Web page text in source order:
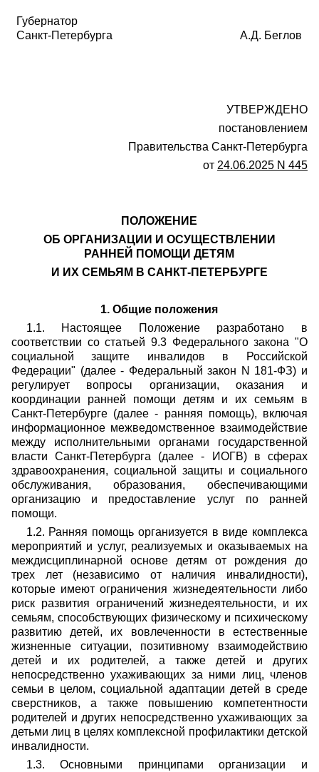
Губернатор
Санкт-Петербурга
А.Д. Беглов
УТВЕРЖДЕНО
постановлением
Правительства Санкт-Петербурга
от 24.06.2025 N 445
ПОЛОЖЕНИЕ
ОБ ОРГАНИЗАЦИИ И ОСУЩЕСТВЛЕНИИ
РАННЕЙ ПОМОЩИ ДЕТЯМ
И ИХ СЕМЬЯМ В САНКТ-ПЕТЕРБУРГЕ
1. Общие положения
1.1. Настоящее Положение разработано в
соответствии со статьей 9.3 Федерального закона "О
социальной защите инвалидов в Российской
Федерации" (далее - Федеральный закон N 181-ФЗ) и
регулирует вопросы организации, оказания и
координации ранней помощи детям и их семьям в
Санкт-Петербурге (далее - ранняя помощь), включая
информационное межведомственное взаимодействие
между исполнительными органами государственной
власти Санкт-Петербурга (далее - ИОГВ) в сферах
здравоохранения, социальной защиты и социального
обслуживания, образования, обеспечивающими
организацию и предоставление услуг по ранней
помощи.
1.2. Ранняя помощь организуется в виде комплекса
мероприятий и услуг, реализуемых и оказываемых на
междисциплинарной основе детям от рождения до
трех лет (независимо от наличия инвалидности),
которые имеют ограничения жизнедеятельности либо
риск развития ограничений жизнедеятельности, и их
семьям, способствующих физическому и психическому
развитию детей, их вовлеченности в естественные
жизненные ситуации, позитивному взаимодействию
детей и их родителей, а также детей и других
непосредственно ухаживающих за ними лиц, членов
семьи в целом, социальной адаптации детей в среде
сверстников, а также повышению компетентности
родителей и других непосредственно ухаживающих за
детьми лиц в целях комплексной профилактики детской
инвалидности.
1.3. Основными принципами организации и